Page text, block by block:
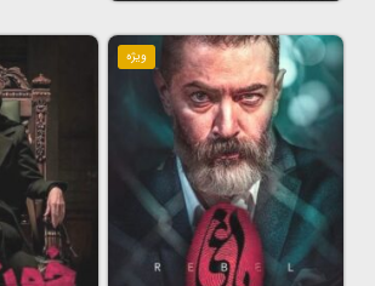
ویژه